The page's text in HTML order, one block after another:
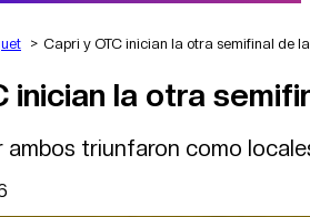
Capri y OTC inician la otra semifinal de
inician la otra
ambos triunfaron como